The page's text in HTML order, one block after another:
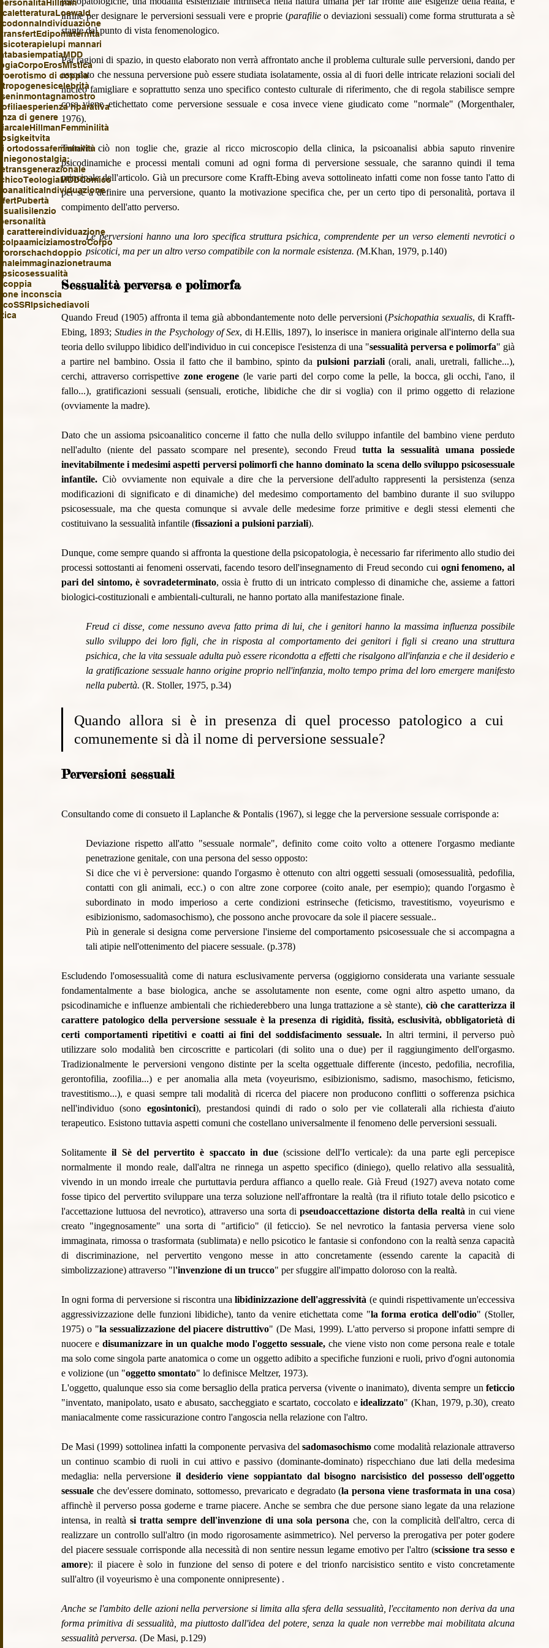
infine per designare le perversioni sessuali vere e proprie (parafilie o deviazioni sessuali) come forma strutturata a sè
stante dal punto di vista fenomenologico.
Par ragioni di spazio, in questo elaborato non verrà affrontato anche il problema culturale sulle perversioni, dando per
assodato che nessuna perversione può essere studiata isolatamente, ossia al di fuori delle intricate relazioni sociali del
nucleo famigliare e soprattutto senza uno specifico contesto culturale di riferimento, che di regola stabilisce sempre
cosa viene etichettato come perversione sessuale e cosa invece viene giudicato come "normale" (Morgenthaler,
1976).
Tuttavia ciò non toglie che, grazie al ricco microscopio della clinica, la psicoanalisi abbia saputo rinvenire
psicodinamiche e processi mentali comuni ad ogni forma di perversione sessuale, che saranno quindi il tema
principale dell'articolo. Già un precursore come Krafft-Ebing aveva sottolineato infatti come non fosse tanto l'atto di
per sè a definire una perversione, quanto la motivazione specifica che, per un certo tipo di personalità, portava il
compimento dell'atto perverso.
Le perversioni hanno una loro specifica struttura psichica, comprendente per un verso elementi nevrotici o
psicotici, ma per un altro verso compatibile con la normale esistenza. (M.Khan, 1979, p.140)
Sessualità perversa e polimorfa
Quando Freud (1905) affronta il tema già abbondantemente noto delle perversioni (Psichopathia sexualis, di Krafft-
Ebing, 1893; Studies in the Psychology of Sex, di H.Ellis, 1897), lo inserisce in maniera originale all'interno della sua
teoria dello sviluppo libidico dell'individuo in cui concepisce l'esistenza di una "sessualità perversa e polimorfa" già
a partire nel bambino. Ossia il fatto che il bambino, spinto da pulsioni parziali (orali, anali, uretrali, falliche...),
cerchi, attraverso corrispettive zone erogene (le varie parti del corpo come la pelle, la bocca, gli occhi, l'ano, il
fallo...), gratificazioni sessuali (sensuali, erotiche, libidiche che dir si voglia) con il primo oggetto di relazione
(ovviamente la madre).
Dato che un assioma psicoanalitico concerne il fatto che nulla dello sviluppo infantile del bambino viene perduto
nell'adulto (niente del passato scompare nel presente), secondo Freud tutta la sessualità umana possiede
inevitabilmente i medesimi aspetti perversi polimorfi che hanno dominato la scena dello sviluppo psicosessuale
infantile. Ciò ovviamente non equivale a dire che la perversione dell'adulto rappresenti la persistenza (senza
modificazioni di significato e di dinamiche) del medesimo comportamento del bambino durante il suo sviluppo
psicosessuale, ma che questa comunque si avvale delle medesime forze primitive e degli stessi elementi che
costituivano la sessualità infantile (fissazioni a pulsioni parziali).
Dunque, come sempre quando si affronta la questione della psicopatologia, è necessario far riferimento allo studio dei
processi sottostanti ai fenomeni osservati, facendo tesoro dell'insegnamento di Freud secondo cui ogni fenomeno, al
pari del sintomo, è sovradeterminato, ossia è frutto di un intricato complesso di dinamiche che, assieme a fattori
biologici-costituzionali e ambientali-culturali, ne hanno portato alla manifestazione finale.
Freud ci disse, come nessuno aveva fatto prima di lui, che i genitori hanno la massima influenza possibile
sullo sviluppo dei loro figli, che in risposta al comportamento dei genitori i figli si creano una struttura
psichica, che la vita sessuale adulta può essere ricondotta a effetti che risalgono all'infanzia e che il desiderio e
la gratificazione sessuale hanno origine proprio nell'infanzia, molto tempo prima del loro emergere manifesto
nella pubertà. (R. Stoller, 1975, p.34)
Quando allora si è in presenza di quel processo patologico a cui
comunemente si dà il nome di perversione sessuale?
Perversioni sessuali
Consultando come di consueto il Laplanche & Pontalis (1967), si legge che la perversione sessuale corrisponde a:
Deviazione rispetto all'atto "sessuale normale", definito come coito volto a ottenere l'orgasmo mediante
penetrazione genitale, con una persona del sesso opposto:
Si dice che vi è perversione: quando l'orgasmo è ottenuto con altri oggetti sessuali (omosessualità, pedofilia,
contatti con gli animali, ecc.) o con altre zone corporee (coito anale, per esempio); quando l'orgasmo è
subordinato in modo imperioso a certe condizioni estrinseche (feticismo, travestitismo, voyeurismo e
esibizionismo, sadomasochismo), che possono anche provocare da sole il piacere sessuale..
Più in generale si designa come perversione l'insieme del comportamento psicosessuale che si accompagna a
tali atipie nell'ottenimento del piacere sessuale. (p.378)
Escludendo l'omosessualità come di natura esclusivamente perversa (oggigiorno considerata una variante sessuale
fondamentalmente a base biologica, anche se assolutamente non esente, come ogni altro aspetto umano, da
psicodinamiche e influenze ambientali che richiederebbero una lunga trattazione a sè stante), ciò che caratterizza il
carattere patologico della perversione sessuale è la presenza di rigidità, fissità, esclusività, obbligatorietà di
certi comportamenti ripetitivi e coatti ai fini del soddisfacimento sessuale. In altri termini, il perverso può
utilizzare solo modalità ben circoscritte e particolari (di solito una o due) per il raggiungimento dell'orgasmo.
Tradizionalmente le perversioni vengono distinte per la scelta oggettuale differente (incesto, pedofilia, necrofilia,
gerontofilia, zoofilia...) e per anomalia alla meta (voyeurismo, esibizionismo, sadismo, masochismo, feticismo,
travestitismo...), e quasi sempre tali modalità di ricerca del piacere non producono conflitti o sofferenza psichica
nell'individuo (sono egosintonici), prestandosi quindi di rado o solo per vie collaterali alla richiesta d'aiuto
terapeutico. Esistono tuttavia aspetti comuni che costellano universalmente il fenomeno delle perversioni sessuali.
Solitamente il Sè del pervertito è spaccato in due (scissione dell'Io verticale): da una parte egli percepisce
normalmente il mondo reale, dall'altra ne rinnega un aspetto specifico (diniego), quello relativo alla sessualità,
vivendo in un mondo irreale che purtuttavia perdura affianco a quello reale. Già Freud (1927) aveva notato come
fosse tipico del pervertito sviluppare una terza soluzione nell'affrontare la realtà (tra il rifiuto totale dello psicotico e
l'accettazione luttuosa del nevrotico), attraverso una sorta di pseudoaccettazione distorta della realtà in cui viene
creato "ingegnosamente" una sorta di "artificio" (il feticcio).
Se nel nevrotico la fantasia perversa viene solo
immaginata, rimossa o trasformata (sublimata) e nello psicotico le fantasie si confondono con la realtà senza capacità
di discriminazione, nel pervertito vengono messe in atto concretamente (essendo carente la capacità di
simbolizzazione) attraverso "l'invenzione di un trucco" per sfuggire all'impatto doloroso con la realtà.
In ogni forma di perversione si riscontra una libidinizzazione dell'aggressività (e quindi rispettivamente un'eccessiva
aggressivizzazione delle funzioni libidiche), tanto da venire etichettata come "la forma erotica dell'odio" (Stoller,
1975) o "la sessualizzazione del piacere distruttivo" (De Masi, 1999). L'atto perverso si propone infatti sempre di
nuocere e disumanizzare in un qualche modo l'oggetto sessuale, che viene visto non come persona reale e totale
ma solo come singola parte anatomica o come un oggetto adibito a specifiche funzioni e ruoli, privo d'ogni autonomia
e volizione (un "oggetto smontato" lo definisce Meltzer, 1973).
L'oggetto, qualunque esso sia come bersaglio della pratica perversa (vivente o inanimato), diventa sempre un feticcio
"inventato, manipolato, usato e abusato, saccheggiato e scartato, coccolato e idealizzato" (Khan, 1979, p.30), creato
maniacalmente come rassicurazione contro l'angoscia nella relazione con l'altro.
De Masi (1999) sottolinea infatti la componente pervasiva del sadomasochismo come modalità relazionale attraverso
un continuo scambio di ruoli in cui attivo e passivo (dominante-dominato) rispecchiano due lati della medesima
medaglia: nella perversione il desiderio viene soppiantato dal bisogno narcisistico del possesso dell'oggetto
sessuale che dev'essere dominato, sottomesso, prevaricato e degradato (la persona viene trasformata in una cosa)
affinchè il perverso possa goderne e trarne piacere. Anche se sembra che due persone siano legate da una relazione
intensa, in realtà si tratta sempre dell'invenzione di una sola persona che, con la complicità dell'altro, cerca di
realizzare un controllo sull'altro (in modo rigorosamente asimmetrico). Nel perverso la prerogativa per poter godere
del piacere sessuale corrisponde alla necessità di non sentire nessun legame emotivo per l'altro (scissione tra sesso e
amore): il piacere è solo in funzione del senso di potere e del trionfo narcisistico sentito e visto concretamente
sull'altro (il voyeurismo è una componente onnipresente) .
Anche se l'ambito delle azioni nella perversione si limita alla sfera della sessualità, l'eccitamento non deriva da una
forma primitiva di sessualità, ma piuttosto dall'idea del potere, senza la quale non verrebbe mai mobilitata alcuna
sessualità perversa. (De Masi, p.129)
Hillman
letteraturaLoewald
donnaIndividuazione
Edipomaternità
lupi mannari
empatiaMDD
CorpoErosMistica
erotismo di coppia
celebrità
montagnamostro
esperienza riparativa
di genere
HillmanFemminilità
vita
ortodossafemminilità
nostalgia;
transgenerazionale
TeologiaMDDComico
Individuazione
Pubertà
silenzio
carattereindividuazione
colpaamiciziamostroCorpo
rorschachdoppio
immaginazionetrauma
psicosessualità
coppia
inconscia
SSRIpsichediavoli